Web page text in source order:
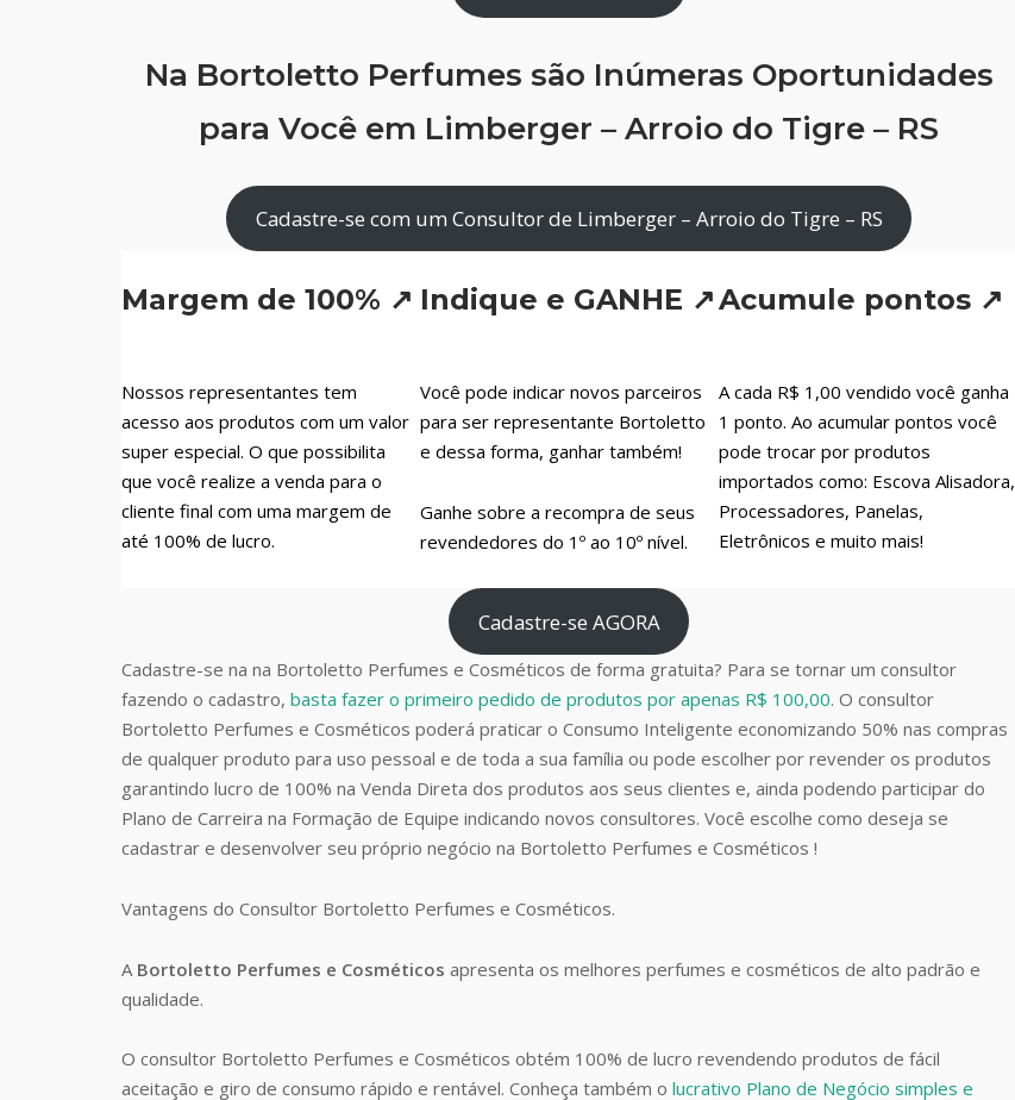
Na Bortoletto Perfumes são Inúmeras Oportunidades
para Você em Limberger – Arroio do Tigre – RS
Cadastre-se com um Consultor de Limberger – Arroio do Tigre – RS
Margem de 100% ↗
Nossos representantes tem
acesso aos produtos com um valor
super especial. O que possibilita
que você realize a venda para o
cliente final com uma margem de
até 100% de lucro.
Indique e GANHE ↗
Você pode indicar novos parceiros
para ser representante Bortoletto
e dessa forma, ganhar também!
Ganhe sobre a recompra de seus
revendedores do 1º ao 10º nível.
Acumule pontos ↗
A cada R$ 1,00 vendido você ganha
1 ponto. Ao acumular pontos você
pode trocar por produtos
importados como: Escova Alisadora,
Processadores, Panelas,
Eletrônicos e muito mais!
Cadastre-se AGORA
Cadastre-se na na Bortoletto Perfumes e Cosméticos de forma gratuita? Para se tornar um consultor
fazendo o cadastro, basta fazer o primeiro pedido de produtos por apenas R$ 100,00. O consultor
Bortoletto Perfumes e Cosméticos poderá praticar o Consumo Inteligente economizando 50% nas compras
de qualquer produto para uso pessoal e de toda a sua família ou pode escolher por revender os produtos
garantindo lucro de 100% na Venda Direta dos produtos aos seus clientes e, ainda podendo participar do
Plano de Carreira na Formação de Equipe indicando novos consultores. Você escolhe como deseja se
cadastrar e desenvolver seu próprio negócio na Bortoletto Perfumes e Cosméticos !
Vantagens do Consultor Bortoletto Perfumes e Cosméticos.
A Bortoletto Perfumes e Cosméticos apresenta os melhores perfumes e cosméticos de alto padrão e
qualidade.
O consultor Bortoletto Perfumes e Cosméticos obtém 100% de lucro revendendo produtos de fácil
aceitação e giro de consumo rápido e rentável. Conheça também o lucrativo Plano de Negócio simples e